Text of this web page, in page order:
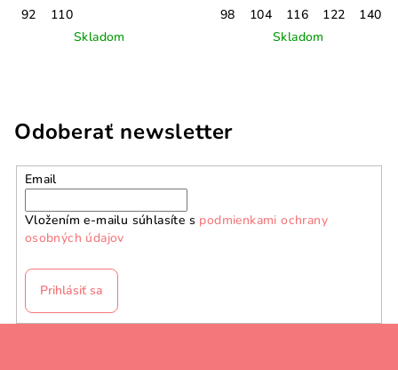
92
110
Skladom
98
104 116 122
140
Skladom
Odoberať newsletter
Email
Vložením e-mailu súhlasíte s podmienkami ochrany
osobných údajov
Prihlásiť sa